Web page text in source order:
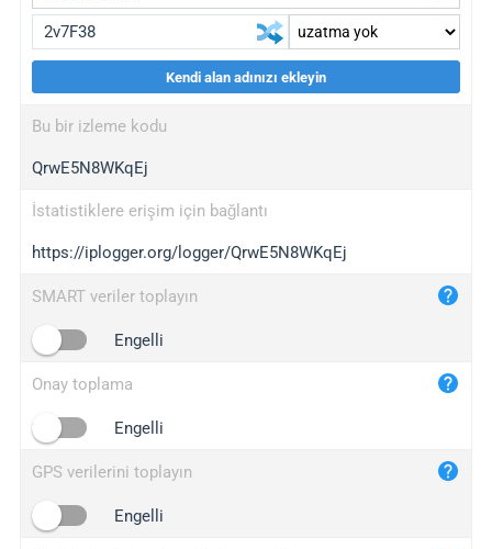
wl.gl
ed.tc
bc.ax
iplogger.com
maper.info
2no.co
yip.su
iplogger.info
Kendi alan adınızı ekleyin
Bu bir izleme kodu
QrwE5N8WKqEj
İstatistiklere erişim için bağlantı
https://iplogger.org/logger/QrwE5N8WKqEj
SMART veriler toplayın
Engelli
Onay toplama
Engelli
GPS verilerini toplayın
Engelli